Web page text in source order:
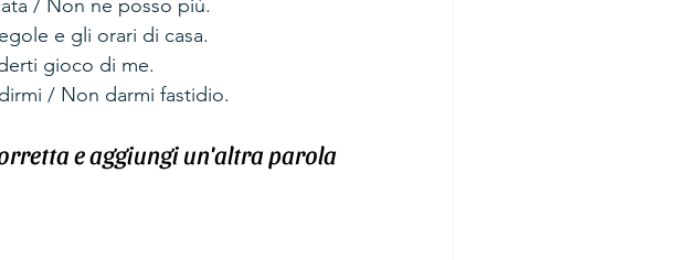
/ Non ne posso più.
e gli orari di casa.
gioco di me.
/ Non darmi fastidio.
e aggiungi un'altra parola